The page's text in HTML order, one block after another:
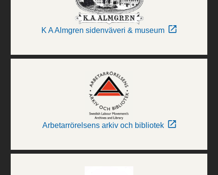
K A Almgren sidenväveri & museum
Arbetarrörelsens arkiv och bibliotek